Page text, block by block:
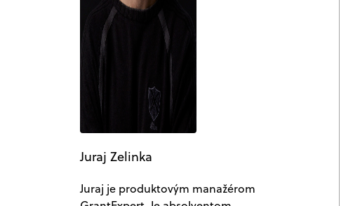
Juraj Zelinka
Juraj je produktovým manažérom